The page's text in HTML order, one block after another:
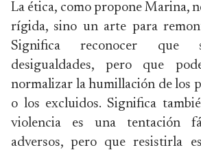
La ética, como propone Marina,
rígida, sino un arte para
Significa reconocer que
desigualdades, pero que
normalizar la humillación de los
o los excluidos. Significa
violencia es una tentación
adversos, pero que resistirla